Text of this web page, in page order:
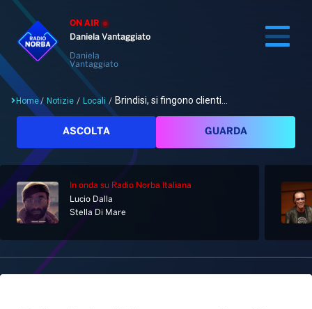
ON AIR
Daniela Vantaggiato
Daniela
Vantaggiato
Cerca
Home
Palinsesto
Notizie
Home/ Notizie / Locali / Brindisi, si fingono clienti...
ASCOLTA GUARDA
In onda su Radio Norba Italiana
Lucio Dalla
Stella Di Mare